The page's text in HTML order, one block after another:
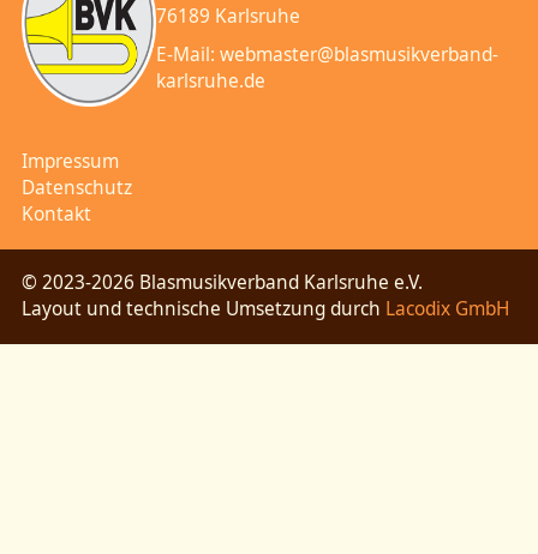
76189 Karlsruhe
E-Mail:webmaster@blasmusikverband-
karlsruhe.de
Impressum
Datenschutz
Kontakt
© 2023-2026 Blasmusikverband Karlsruhe e.V.
Layout und technische Umsetzung durch Lacodix GmbH